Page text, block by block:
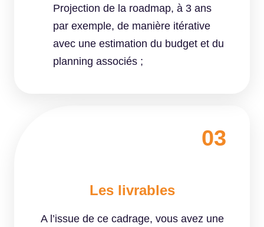
Projection de la roadmap, à 3 ans
par exemple, de manière itérative
avec une estimation du budget et du
planning associés ;
03
Les livrables
A l’issue de ce cadrage, vous avez une